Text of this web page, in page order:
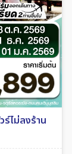
ร์ไม่ลงร้าน